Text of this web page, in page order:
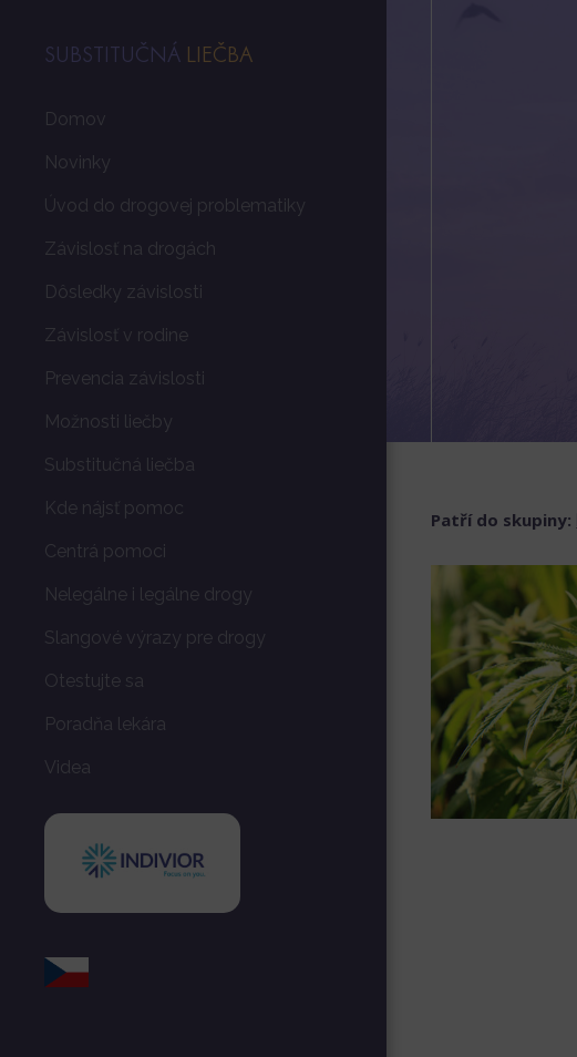
SUBSTITUČNÁ LIEČBA
Domov
Novinky
Úvod do drogovej problematiky
Závislosť na drogách
Dôsledky závislosti
Závislosť v rodine
Prevencia závislosti
Možnosti liečby
Substitučná liečba
Kde nájsť pomoc
Centrá pomoci
Nelegálne i legálne drogy
Slangové výrazy pre drogy
Otestujte sa
Poradňa lekára
Videa
Patří do skupiny: